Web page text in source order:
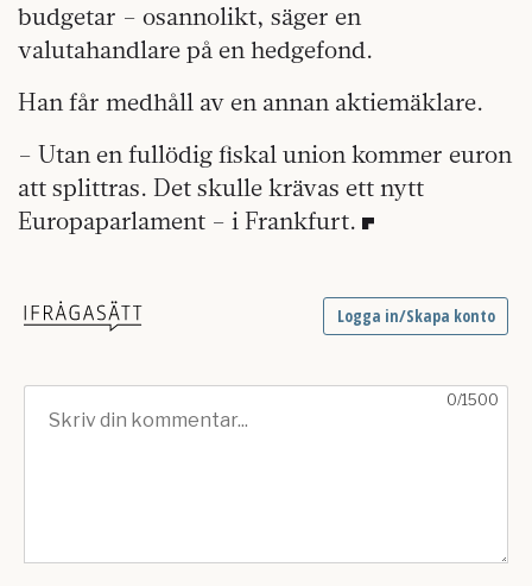
budgetar – osannolikt, säger en
valutahandlare på en hedgefond.
Han får medhåll av en annan aktiemäklare.
– Utan en fullödig fiskal union kommer euron
att splittras. Det skulle krävas ett nytt
Europaparlament – i Frankfurt.